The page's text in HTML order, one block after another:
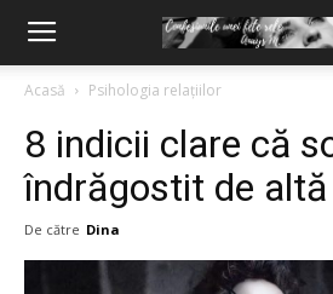
Acasă Psihologia relațiilor
8 indicii clare că
îndrăgostit de
De către Dina